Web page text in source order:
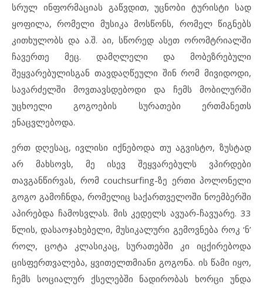
სრულ ინფორმაციას გაწვდით, უცნობი ტურისტი სად
ყოფილა, რომელი მუსიკა მოსწონს, რომელ წიგნებს
კითხულობს და ა.შ. აი, სწორედ ასეთ ორომტრიალში
ჩავერთე მეც. დამღლელი და მობეზრებული
შეყვარებულისგან თავდაღწეული შინ რომ მივიდოდი,
სავარძელში მოვთავსდებოდი და ჩემს მობილურში
უცხოელი გოგოების სურათები ერთმანეთს
ენაცვლებოდა.
ერთ დღესაც, ივლისი იქნებოდა თუ აგვისტო, ზუსტად
არ მახსოვს, მე ისევ შეყვარებულს ვპირდები
თავგანწირვას, რომ couchsurfing-ზე ერთი პოლონელი
გოგო გამოჩნდა, რომელიც საქართველოში ნოემბერში
აპირებდა ჩამოსვლას. მის კედელს ავუარ-ჩავუარე. 33
წლის, დასაოჯახებელი, მუსიკალური გემოვნება როკ ‘ნ’
როლ, ცოტა კლასიკაც, სურათებში კი იცქირებოდა
ცისფერთვალება, ყვითელთმიანი გოგონა. ის წამი იყო,
ჩემს სოციალურ ქსელებში ნადირობას ხორცი უნდა